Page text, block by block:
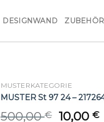
DESIGNWAND ZUBEHÖR
MUSTERKATEGORIE
MUSTER St 97 24 –
500,00€
Original
10,00€